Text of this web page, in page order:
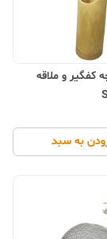
4 پارچه کفگیر و ملاقه
به سبد